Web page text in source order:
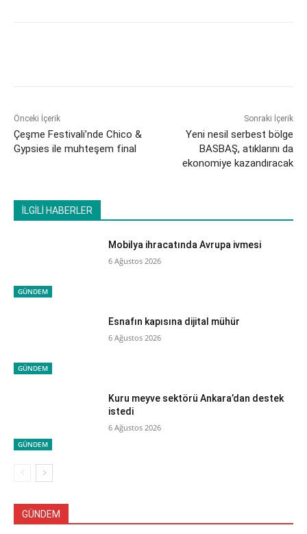
Önceki İçerik
Çeşme Festivali’nde Chico &
Gypsies ile muhteşem final
Sonraki İçerik
Yeni nesil serbest bölge
BASBAŞ, atıklarını da
ekonomiye kazandıracak
İLGİLİ HABERLER
GÜNDEM
Mobilya ihracatında Avrupa ivmesi
6 Ağustos 2026
GÜNDEM
Esnafın kapısına dijital mühür
6 Ağustos 2026
GÜNDEM
Kuru meyve sektörü Ankara’dan destek
istedi
6 Ağustos 2026
GÜNDEM